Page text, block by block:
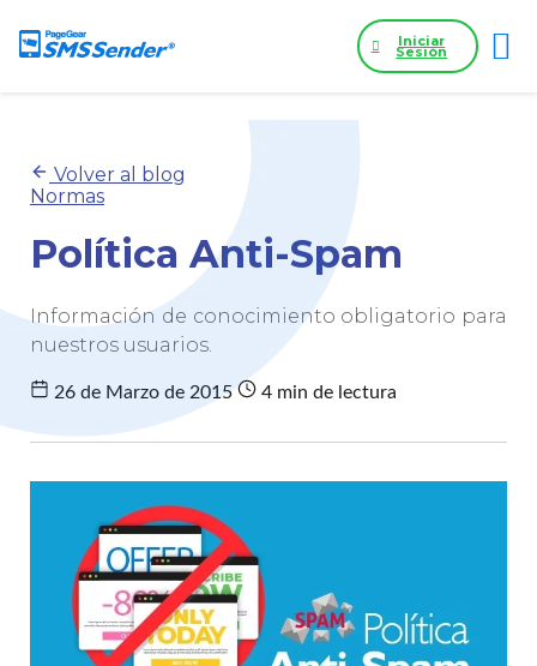
Iniciar
Sesión
Volver al blog
Normas
Política Anti-Spam
Información de conocimiento obligatorio para
nuestros usuarios.
26 de Marzo de 2015 4 min de lectura